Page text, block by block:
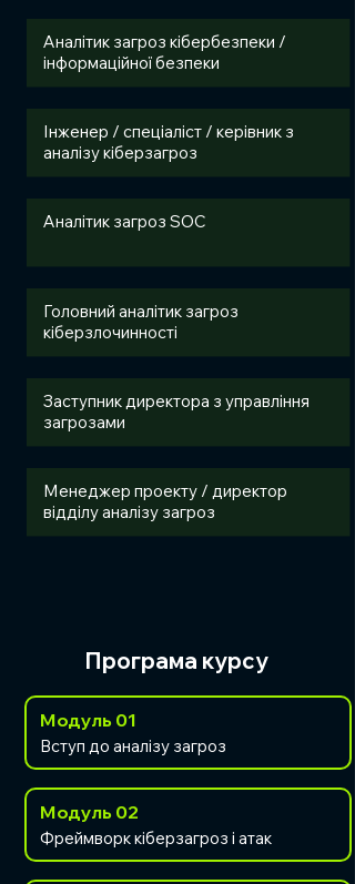
Аналітик загроз кібербезпеки /
інформаційної безпеки
Інженер / спеціаліст / керівник з
аналізу кіберзагроз
Аналітик загроз SOC
Головний аналітик загроз
кіберзлочинності
Заступник директора з управління
загрозами
Менеджер проекту / директор
відділу аналізу загроз
Програма курсу
Модуль 01
Вступ до аналізу загроз
Модуль 02
Фреймворк кіберзагроз і атак